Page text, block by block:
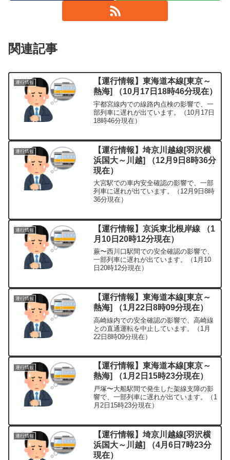
関連記事
運行情報
【運行情報】東海道本線[東京～
熱海] （10月17日18時46分現在）
宇都宮線内での線路内点検の影響で、一
部列車に遅れが出ています。（10月17日
18時46分現在）
運行情報
【運行情報】埼京川越線[羽沢横
浜国大～川越] （12月9日8時36分
現在）
大宮駅での車内安全確認の影響で、一部
列車に遅れが出ています。（12月9日8時
36分現在）
運行情報
【運行情報】京浜東北根岸線 （1
月10日20時12分現在）
蕨〜西川口駅間での安全確認の影響で、
一部列車に遅れが出ています。（1月10
日20時12分現在）
運行情報
【運行情報】東海道本線[東京～
熱海] （1月22日8時09分現在）
高崎線内での安全確認の影響で、高崎線
との直通運転を中止しています。（1月
22日8時09分現在）
運行情報
【運行情報】東海道本線[東京～
熱海] （1月2日15時23分現在）
戸塚〜大船駅間で発生した架線支障の影
響で、一部列車に遅れが出ています。（1
月2日15時23分現在）
運行情報
【運行情報】埼京川越線[羽沢横
浜国大～川越] （4月6日7時23分
現在）